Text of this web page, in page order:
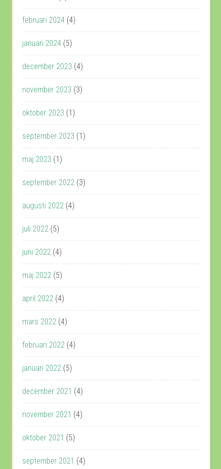
februari 2024 (4)
januari 2024 (5)
december 2023 (4)
november 2023 (3)
oktober 2023 (1)
september 2023 (1)
maj 2023 (1)
september 2022 (3)
augusti 2022 (4)
juli 2022 (5)
juni 2022 (4)
maj 2022 (5)
april 2022 (4)
mars 2022 (4)
februari 2022 (4)
januari 2022 (5)
december 2021 (4)
november 2021 (4)
oktober 2021 (5)
september 2021 (4)